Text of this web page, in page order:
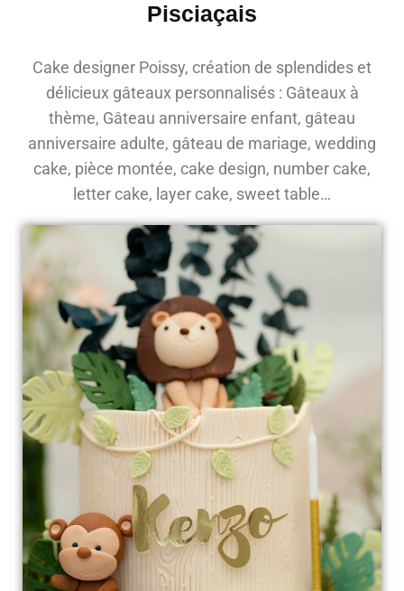
Pisciaçais
Cake designer Poissy, création de splendides et
délicieux gâteaux personnalisés : Gâteaux à
thème, Gâteau anniversaire enfant, gâteau
anniversaire adulte, gâteau de mariage, wedding
cake, pièce montée, cake design, number cake,
letter cake, layer cake, sweet table…